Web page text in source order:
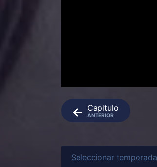
Capitulo
ANTERIOR
Seleccionar temporada